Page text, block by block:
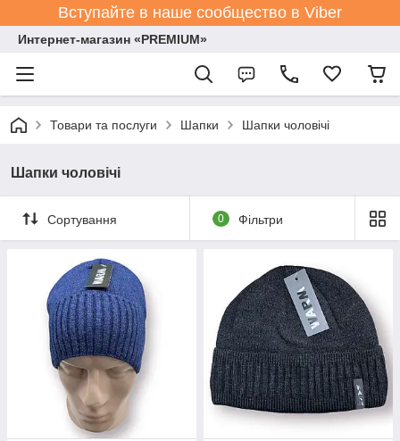
Вступайте в наше сообщество в Viber
Интернет-магазин «PREMIUM»
Товари та послуги Шапки Шапки чоловічі
Шапки чоловічі
Сортування 0 Фільтри